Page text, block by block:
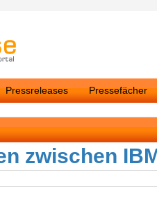
Pressreleases Pressefächer
zwischen